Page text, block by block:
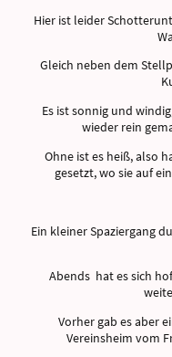
Hier ist leider
Gleich neben dem
Es ist sonnig und
wieder rein
Ohne ist es heiß, also
gesetzt, wo sie auf
Ein kleiner Spaziergang
Abends hat es sich
Vorher gab es aber
Vereinsheim vom